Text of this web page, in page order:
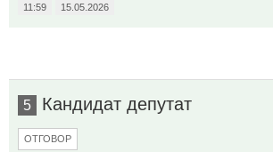
11:59 15.05.2026
5 Кандидат депутат
ОТГОВОР